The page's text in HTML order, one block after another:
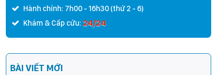
Hành chính: 7h00 - 16h30 (thứ 2 - 6)
Khám & Cấp cứu: 24/24
BÀI VIẾT MỚI